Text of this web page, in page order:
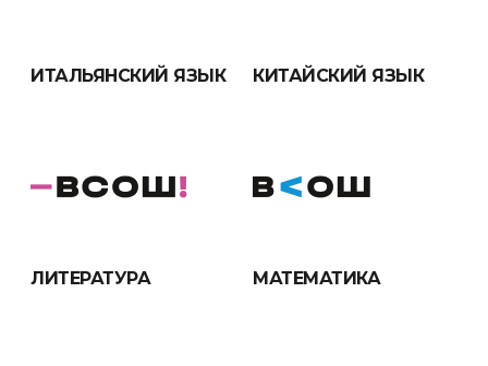
ИТАЛЬЯНСКИЙ ЯЗЫК КИТАЙСКИЙ ЯЗЫК
ЛИТЕРАТУРА МАТЕМАТИКА